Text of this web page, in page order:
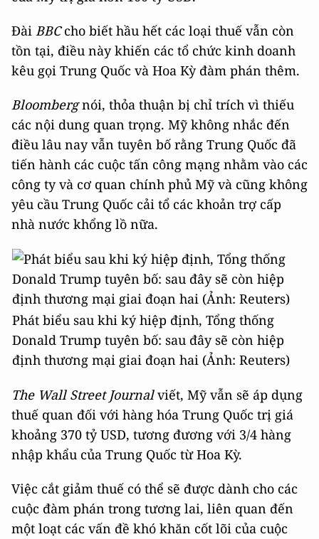
Đài BBCcho biết hầu hết các loại thuế vẫn còn
tồn tại, điều này khiến các tổ chức kinh doanh
kêu gọi Trung Quốc và Hoa Kỳ đàm phán thêm.
Bloombergnói, thỏa thuận bị chỉ trích vì thiếu
các nội dung quan trọng. Mỹ không nhắc đến
điều lâu nay vẫn tuyên bố rằng Trung Quốc đã
tiến hành các cuộc tấn công mạng nhằm vào các
công ty và cơ quan chính phủ Mỹ và cũng không
yêu cầu Trung Quốc cải tổ các khoản trợ cấp
nhà nước khổng lồ nữa.
Phát biểu sau khi ký hiệp định, Tổng thống
Donald Trump tuyên bố: sau đây sẽ còn hiệp
định thương mại giai đoạn hai (Ảnh: Reuters)
The Wall Street Journalviết, Mỹ vẫn sẽ áp dụng
thuế quan đối với hàng hóa Trung Quốc trị giá
khoảng 370 tỷ USD, tương đương với 3/4 hàng
nhập khẩu của Trung Quốc từ Hoa Kỳ.
Việc cắt giảm thuế có thể sẽ được dành cho các
cuộc đàm phán trong tương lai, liên quan đến
một loạt các vấn đề khó khăn cốt lõi của cuộc